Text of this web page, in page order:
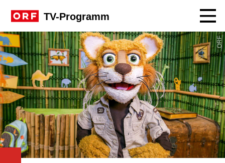
TV-Programm
ORF